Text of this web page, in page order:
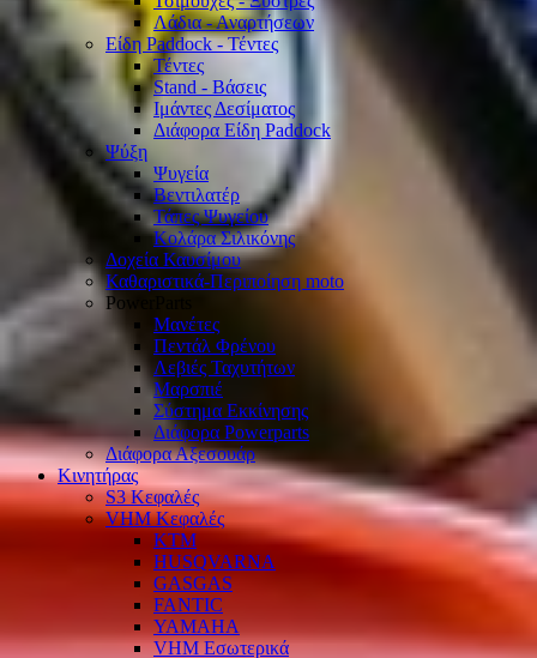
Λάδια - Αναρτήσεων
Είδη Paddock - Τέντες
Τέντες
Stand - Βάσεις
Ιμάντες Δεσίματος
Διάφορα Είδη Paddock
Ψύξη
Ψυγεία
Βεντιλατέρ
Τάπες Ψυγείου
Κολάρα Σιλικόνης
Δοχεία Καυσίμου
Καθαριστικά-Περιποίηση moto
PowerParts
Μανέτες
Πεντάλ Φρένου
Λεβιές Ταχυτήτων
Μαρσπιέ
Σύστημα Εκκίνησης
Διάφορα Powerparts
Διάφορα Αξεσουάρ
Κινητήρας
S3 Κεφαλές
VHM Κεφαλές
KTM
HUSQVARNA
GASGAS
FANTIC
YAMAHA
VHM Εσωτερικά